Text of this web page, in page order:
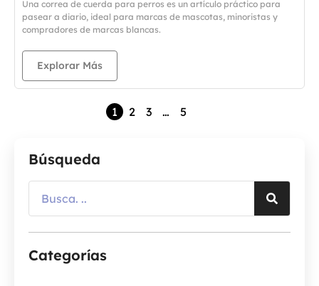
Una correa de cuerda para perros es un artículo práctico para
pasear a diario, ideal para marcas de mascotas, minoristas y
compradores de marcas blancas.
Explorar Más
1 2 3 … 5
Búsqueda
Categorías